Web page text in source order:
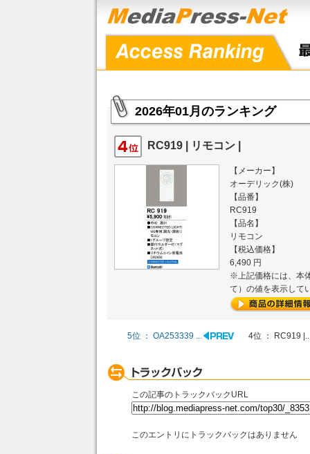
2026年01月のランキング
RC919 | リモコン |
【メーカー】
オーデリック(株)
【品番】
RC919
【品名】
リモコン
【税込価格】
6,490 円
※上記価格には、本
て）の値を表示して
5位 ： OA253339 ... 4位 ： RC919
この記事のトラックバックURL
このエントリにトラックバックはありません